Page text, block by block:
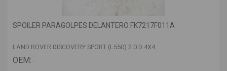
SPOILER PARAGOLPES DELANTERO FK7217F011A
LAND ROVER DISCOVERY SPORT (L550) 2.0 D 4X4
OEM: -